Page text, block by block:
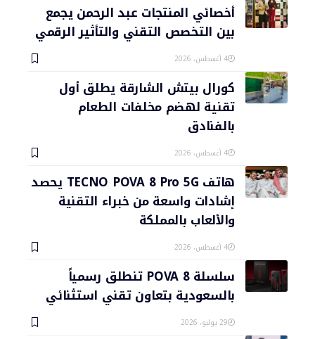
أخصائي المنتجات عبد الرحمن يجمع
بين التخصص التقني والتأثير الرقمي
4 أغسطس، 2026
كورال بيتش الشارقة يطلق أول
تقنية لهضم مخلفات الطعام
بالفنادق
4 أغسطس، 2026
هاتف TECNO POVA 8 Pro 5G يحصد
إشادات واسعة من خبراء التقنية
والألعاب بالمملكة
4 أغسطس، 2026
سلسلة POVA 8 تنطلق رسمياً
بالسعودية بتعاون تقني استثنائي
29 يوليو، 2026